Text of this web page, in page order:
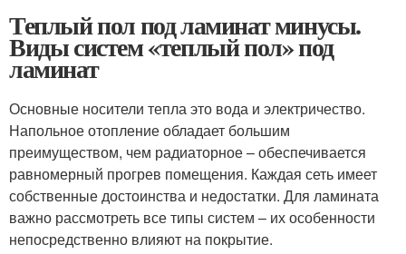
Теплый пол под ламинат минусы.
Виды систем «теплый пол» под
ламинат
Основные носители тепла это вода и электричество.
Напольное отопление обладает большим
преимуществом, чем радиаторное – обеспечивается
равномерный прогрев помещения. Каждая сеть имеет
собственные достоинства и недостатки. Для ламината
важно рассмотреть все типы систем – их особенности
непосредственно влияют на покрытие.